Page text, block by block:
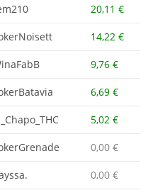
20,11 €
14,22 €
9,76 €
6,69 €
5,02 €
0,00 €
0,00 €